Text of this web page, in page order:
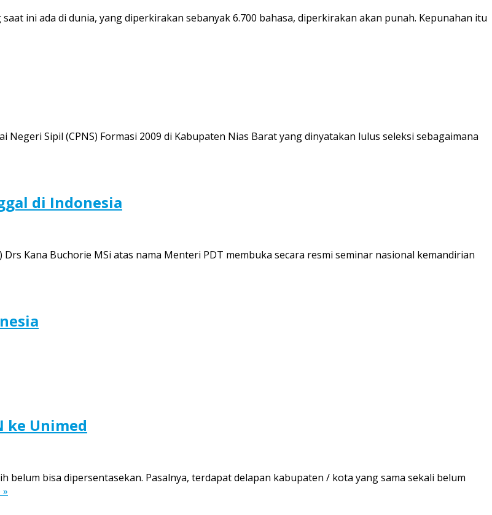
ini ada di dunia, yang diperkirakan sebanyak 6.700 bahasa, diperkirakan akan punah. Kepunahan itu
Sipil (CPNS) Formasi 2009 di Kabupaten Nias Barat yang dinyatakan lulus seleksi sebagaimana
di Indonesia
Kana Buchorie MSi atas nama Menteri PDT membuka secara resmi seminar nasional kemandirian
ke Unimed
belum bisa dipersentasekan. Pasalnya, terdapat delapan kabupaten / kota yang sama sekali belum